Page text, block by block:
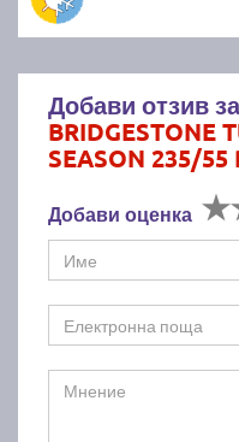
Добави отзив
BRIDGESTONE
SEASON 235/55
Добави оценка